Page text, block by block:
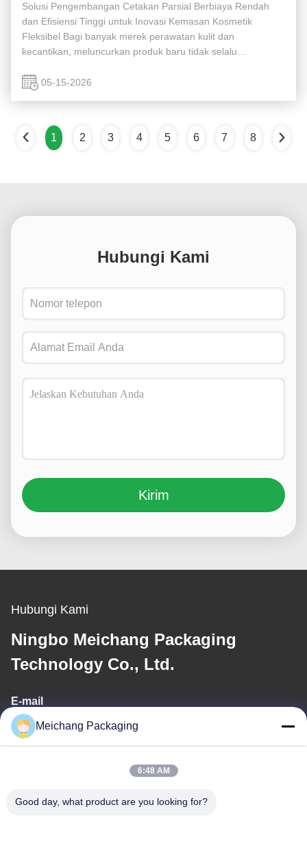
Solusi Pengembangan Cetakan Parsial Berbiaya Rendah
dan Efisiensi Tinggi untuk Inovasi Kemasan Kosmetik
Fleksibel Bagi banyak merek perawatan kulit dan
kecantikan, meluncurkan produk baru tidak selalu
baru. Terutama selama tahap pengujian produk, ...
05-15-2026
1 2 3 4 5 6 7 8
Hubungi Kami
Kirim
Hubungi Kami
Ningbo Meichang Packaging
Technology Co., Ltd.
E-mail
meichang1@mcpackaging.cn
Alamat
Meichang Packaging
6:48 AM
Good day, what product are you looking for?